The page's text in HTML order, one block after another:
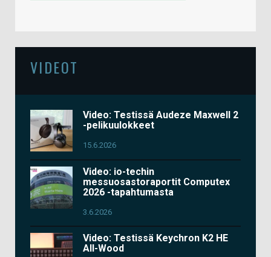
VIDEOT
Video: Testissä Audeze Maxwell 2
-pelikuulokkeet
15.6.2026
Video: io-techin
messuosastoraportit Computex
2026 -tapahtumasta
3.6.2026
Video: Testissä Keychron K2 HE
All-Wood